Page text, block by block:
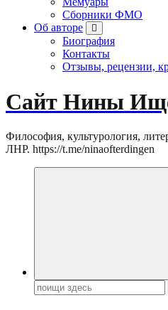
Сборники ФМО
Об авторе
Биография
Контакты
Отзывы, рецензии,
Сайт Нины
Философия, культурология,
ЛНР. https://t.me/ninaofterdingen
Поиск: